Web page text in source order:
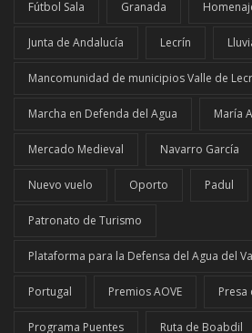
Fútbol Sala Granada
Junta de Andalucía Lecrín
Mancomunidad de municipios Valle de
Marcha en Defenda del Agua María
Mercado Medieval Navarro García
Nuevo vuelo Oporto Padul
Patronato de Turismo
Plataforma para la Defensa del Agua del
Portugal Premios AOVE Presa
Programa Puentes Ruta de Boabdil